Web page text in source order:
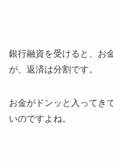
銀行融資を受けると、お
が、返済は分割です。
お金がドンッと入ってき
いのですよね。